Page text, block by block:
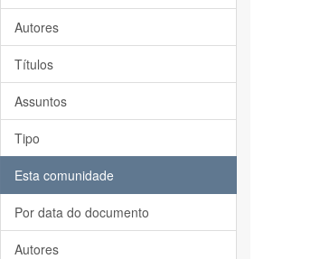
Autores
Títulos
Assuntos
Tipo
Esta comunidade
Por data do documento
Autores